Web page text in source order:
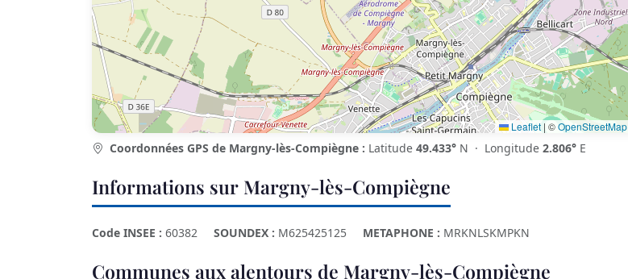
Leaflet | ©OpenStreetMap
Coordonnées GPS de Margny-lès-Compiègne : Latitude 49.433° N · Longitude 2.806° E
Informations sur Margny-lès-Compiègne
Code INSEE : 60382 SOUNDEX : M625425125 METAPHONE : MRKNLSKMPKN
Communes aux alentours de Margny-lès-Compiègne